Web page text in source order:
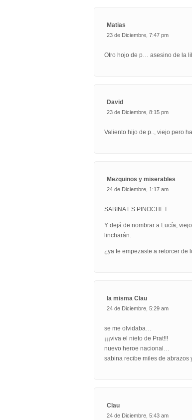
Matias
23 de Diciembre, 7:47 pm
Otro hojo de p… asesino de la
David
23 de Diciembre, 8:15 pm
Valiento hijo de p.., viejo pero
Mezquinos y miserables
24 de Diciembre, 1:17 am
SABINA ES PINOCHET.
Y dejá de nombrar a Lucía,
lincharán.
¿ya te empezaste a retorcer de
la misma Clau
24 de Diciembre, 5:29 am
se me olvidaba…
¡¡¡viva el nieto de Prat!!!
nuevo heroe nacional…
sabina recibe miles de abrazos
Clau
24 de Diciembre, 5:43 am